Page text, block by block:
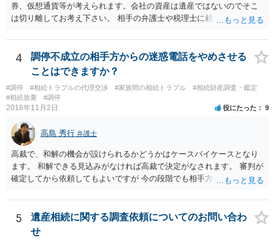
券、仮想通貨等が考えられます。会社の資産は遺産ではないのでそこ
は切り離してお考え下さい。 相手の弁護士や税理士に頼んでも守秘義
意に開示を求め、応じなければ「調査嘱託」という手続きを使って銀
行等に照会をかけることになるでしょう。 不動産は、相続登記が済ん
でいなければ市役所ないし区役所に、お子様と義父様のつながりがわ
かる戸籍一式を揃えてもちこみ、「名寄せ」という手続きをすると、
分かると思います。遺産分割協議書の偽造等により既に相続登記され
てしまっている場合は、住所などに当たりをつけて登記名義を調べて
すが、現代では、各々が自由に価格設定をしていますので、特に相場
はお示しできません。ただし、かつて日本弁護士連合会が設けていた
報酬基準を踏まえて価格設定している弁護士は一定数いると思います
ので、それが一応の目安となるでしょう。
4
調停不成立の相手方からの迷惑電話をやめさせる
ことはできますか？
#調停 #相続トラブルの代理交渉 #家族間の相続トラブル
#相続財産調査・鑑定
#相続放棄
#調停
2018年11月2日 役にたった 9
高島 秀行 弁護士
高裁で、和解の機会が設けられるかどうかはケースバイケースとなり
ます。 和解できる見込みがなければ高裁で決定がなされます。 審判が
確定してから依頼してもよいですが 今の段階でも相手方の連絡が迷惑
5
遺産相続に関する調査依頼についてのお問い合わ
せ